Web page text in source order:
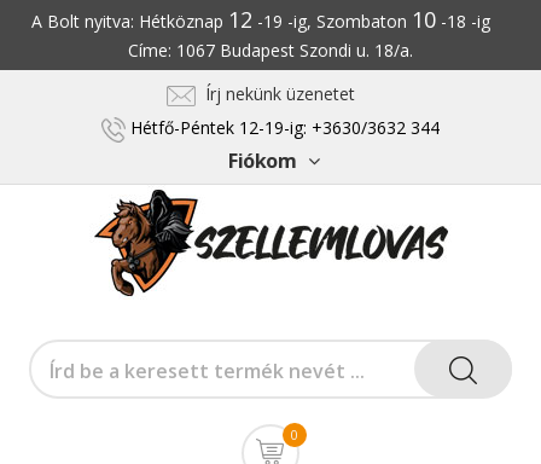
A Bolt nyitva: Hétköznap 12 -19 -ig, Szombaton 10-18 -ig
Címe: 1067 Budapest Szondi u. 18/a.
Írj nekünk üzenetet
Hétfő-Péntek 12-19-ig: +3630/3632 344
Fiókom
0